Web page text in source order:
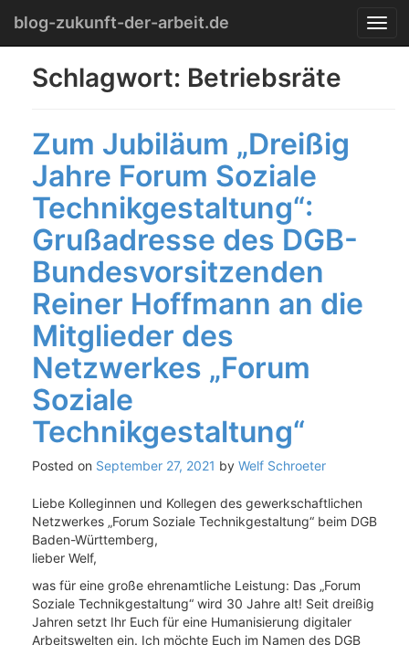
Menu
content
T
o
blog-zukunft-der-arbeit.de
Schlagwort: Betriebsräte
Zum Jubiläum „Dreißig
Jahre Forum Soziale
Technikgestaltung“:
Grußadresse des DGB-
Bundesvorsitzenden
Reiner Hoffmann an die
Mitglieder des
Netzwerkes „Forum
Soziale
Technikgestaltung“
Posted on September 27, 2021 by Welf Schroeter
Liebe Kolleginnen und Kollegen des gewerkschaftlichen
Netzwerkes „Forum Soziale Technikgestaltung“ beim DGB
Baden-Württemberg,
lieber Welf,
was für eine große ehrenamtliche Leistung: Das „Forum
Soziale Technikgestaltung“ wird 30 Jahre alt! Seit dreißig
Jahren setzt Ihr Euch für eine Humanisierung digitaler
Arbeitswelten ein. Ich möchte Euch im Namen des DGB